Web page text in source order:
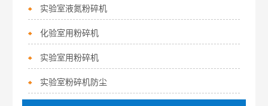
实验室液氮粉碎机
化验室用粉碎机
实验室用粉碎机
实验室粉碎机防尘